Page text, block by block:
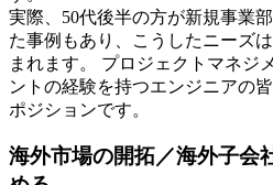
実際、50代後半の方が新規事業
た事例もあり、こうしたニーズ
まれます。 プロジェクトマネジ
ントの経験を持つエンジニアの
ポジションです。
海外市場の開拓／海外子会